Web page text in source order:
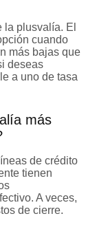
la plusvalía. El
cuando
más bajas que
deseas
a uno de tasa
más
de crédito
tienen
A veces,
de cierre.